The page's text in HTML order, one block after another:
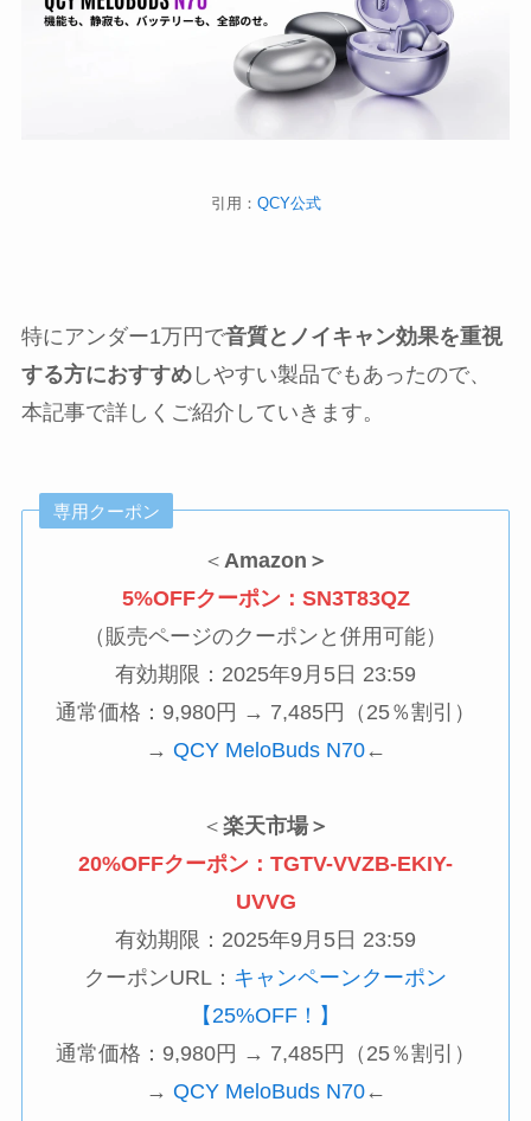
引用： QCY公式
特にアンダー1万円で音質とノイキャン効果を重視
する方におすすめしやすい製品でもあったので、
本記事で詳しくご紹介していきます。
専用クーポン
＜ Amazon＞
5%OFFクーポン：SN3T83QZ
（販売ページのクーポンと併用可能）
有効期限：2025年9月5日 23:59
通常価格：9,980円 → 7,485円（25％割引）
→ QCY MeloBuds N70←
＜ 楽天市場＞
20%OFFクーポン：TGTV-VVZB-EKIY-
UVVG
有効期限：2025年9月5日 23:59
クーポンURL： キャンペーンクーポン
【25%OFF！】
通常価格：9,980円 → 7,485円（25％割引）
→ QCY MeloBuds N70←